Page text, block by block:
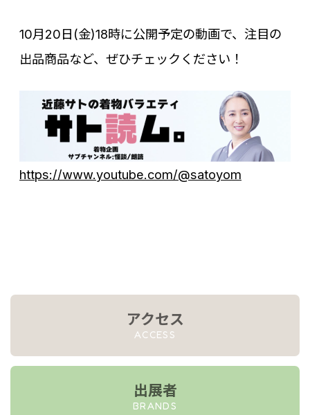
10月20日(金)18時に公開予定の動画で、注目の
出品商品など、ぜひチェックください！
https://www.youtube.com/@satoyom
アクセス
ACCESS
出展者
BRANDS